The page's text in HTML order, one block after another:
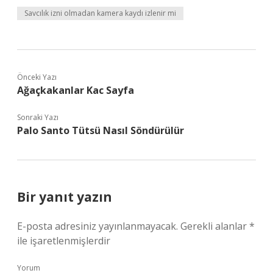
Savcılık izni olmadan kamera kaydı izlenir mi
Önceki Yazı
Ağaçkakanlar Kac Sayfa
Sonraki Yazı
Palo Santo Tütsü Nasıl Söndürülür
Bir yanıt yazın
E-posta adresiniz yayınlanmayacak. Gerekli alanlar*
ile işaretlenmişlerdir
Yorum